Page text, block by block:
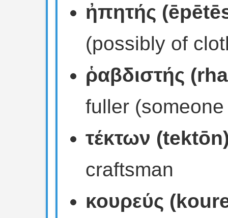
ἠπητής
(possibly of
ῥαβδιστής
fuller
τέκτων
craftsman
κουρεύς